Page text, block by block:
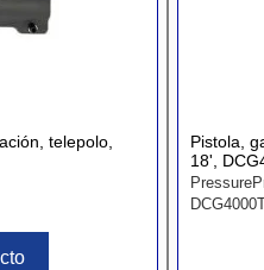
telepolo,
Pistola,
18',